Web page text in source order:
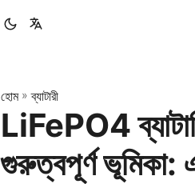
হোম»ব্যাটারী
LiFePO4
গুরুত্বপূর্ণ ভূমিকা: